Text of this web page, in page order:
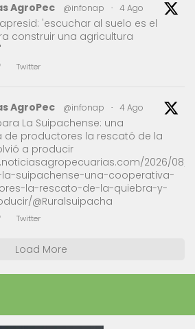
AgroPec @infonap · 4 Ago
'escuchar al suelo es el
construir una agricultura
Twitter
AgroPec @infonap · 4 Ago
La Suipachense: una
de productores la rescató de la
a producir
2026/08/
suipachense-una-cooperativa-
la-rescato-de-la-quiebra-y-
@Ruralsuipacha
Twitter
Load More